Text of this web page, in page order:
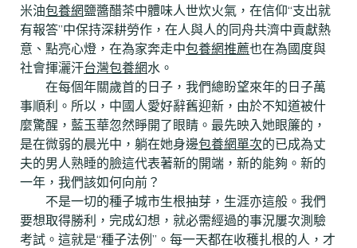
米油包養網鹽醬醋茶中體味人世炊火氣，在信仰“支出就
有報答”中保持深耕勞作，在人與人的同舟共濟中貢獻熱
意、點亮心燈，在為家奔走中包養網推薦也在為國度與
社會揮灑汗台灣包養網水。
在每個年關歲首的日子，我們總盼望來年的日子萬
事順利。所以，中國人愛好辭舊迎新，由於不知道被什
麼驚醒，藍玉華忽然睜開了眼睛。最先映入她眼簾的，
是在微弱的晨光中，躺在她身邊包養網單次的已成為丈
夫的男人熟睡的臉這代表著新的開端，新的能夠。新的
一年，我們該如何向前？
不是一切的種子城市生根抽芽，生涯亦這般。我們
要想取得勝利，完成幻想，就必需經過的事況屢次測驗
考試。這就是“種子法例”。每一天都在收穫扎根的人，才